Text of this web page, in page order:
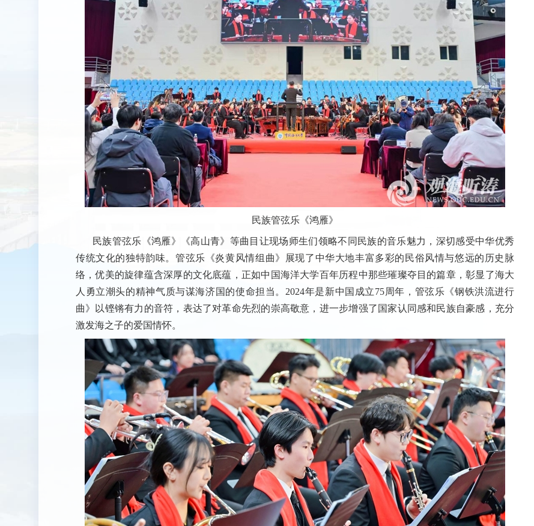
民族管弦乐《鸿雁》
民族管弦乐《鸿雁》《高山青》等曲目让现场师生们领略不同民族的音乐魅力，深切感受中华优秀
传统文化的独特韵味。管弦乐《炎黄风情组曲》展现了中华大地丰富多彩的民俗风情与悠远的历史脉
络，优美的旋律蕴含深厚的文化底蕴，正如中国海洋大学百年历程中那些璀璨夺目的篇章，彰显了海大
人勇立潮头的精神气质与谋海济国的使命担当。 2024年是新中国成立75周年，管弦乐《钢铁洪流进行
曲》以铿锵有力的音符，表达了对革命先烈的崇高敬意，进一步增强了国家认同感和民族自豪感，充分
激发海之子的爱国情怀。